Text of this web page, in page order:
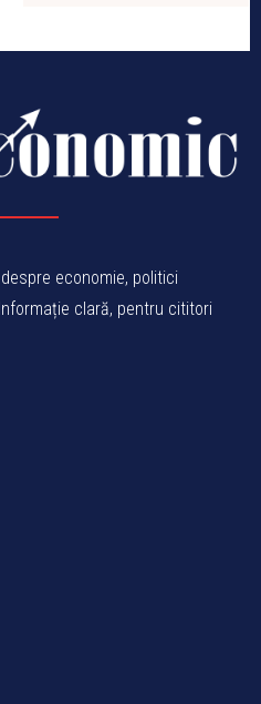
economie, politici
clară, pentru cititori